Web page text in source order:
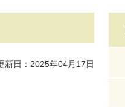
日：2025年04月17日